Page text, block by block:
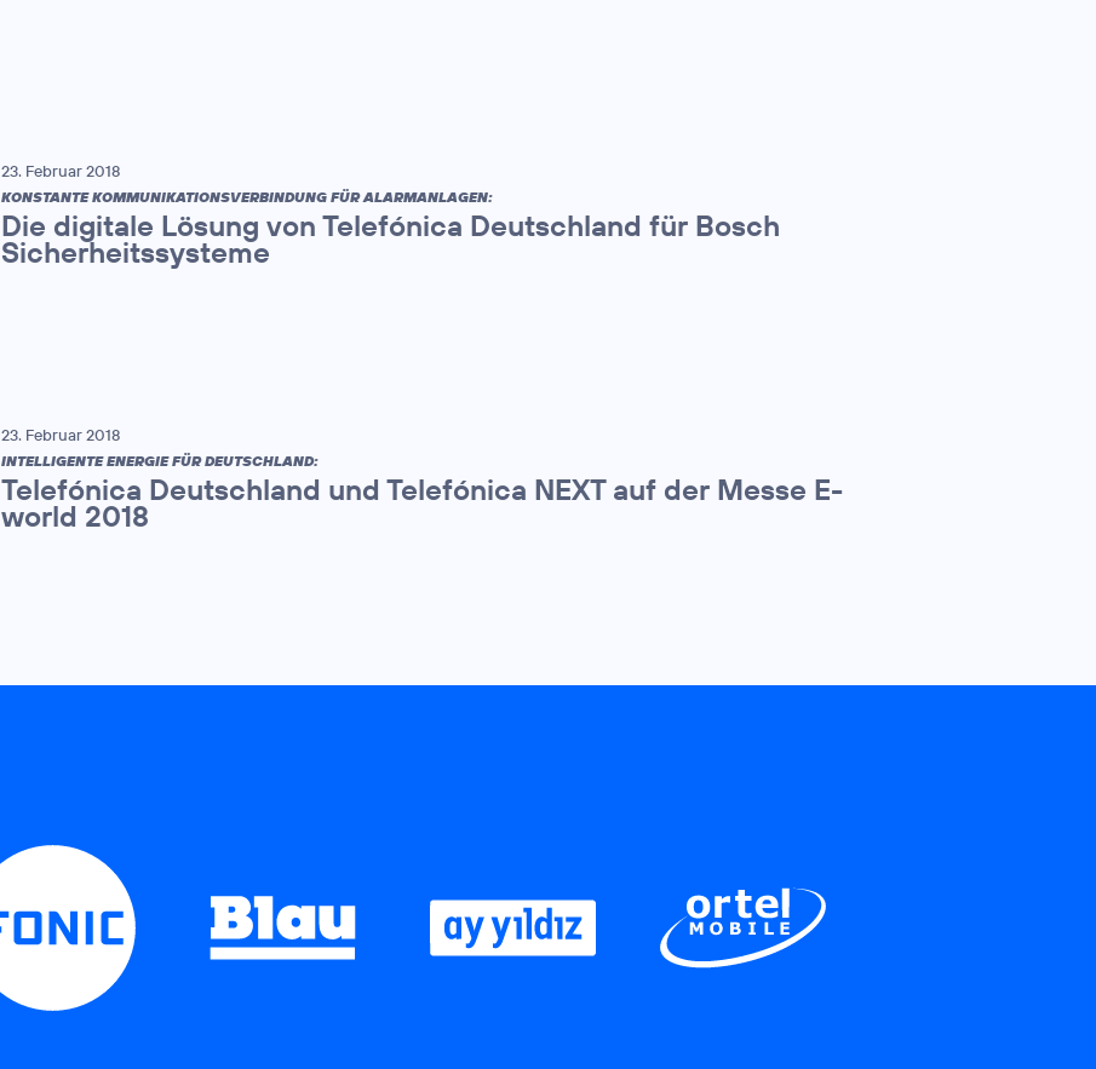
23. Februar 2018
KONSTANTE KOMMUNIKATIONSVERBINDUNG FÜR ALARMANLAGEN:
Die digitale Lösung von Telefónica Deutschland für Bosch
Sicherheitssysteme
23. Februar 2018
INTELLIGENTE ENERGIE FÜR DEUTSCHLAND:
Telefónica Deutschland und Telefónica NEXT auf der Messe E-
world 2018